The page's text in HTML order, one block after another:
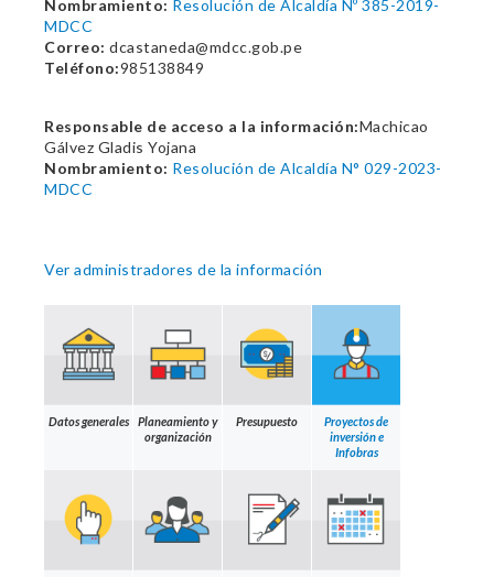
Nombramiento: Resolución de Alcaldía Nº 385-2019-
MDCC
Correo: dcastaneda@mdcc.gob.pe
Teléfono:985138849
Responsable de acceso a la información:Machicao
Gálvez Gladis Yojana
Nombramiento: Resolución de Alcaldía N° 029-2023-
MDCC
Ver administradores de la información
Datos generales
Planeamiento y
organización
Presupuesto
Proyectos de
inversión e
Infobras